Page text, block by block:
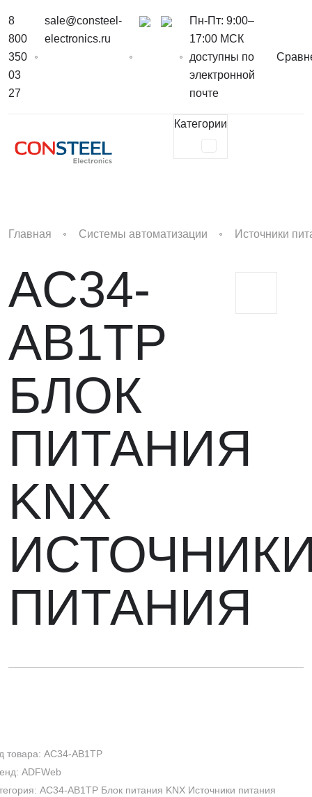
8
800
350
03
27
sale@consteel-
electronics.ru
Пн-Пт: 9:00–
17:00 МСК
доступны по
электронной
почте
Категории
Главная Системы автоматизации Источники
AC34-
AB1TP
БЛОК
ПИТАНИЯ
KNX
ПИТАНИЯ
товара: AC34-AB1TP
ADFWeb
AC34-AB1TP Блок питания KNX Источники питания